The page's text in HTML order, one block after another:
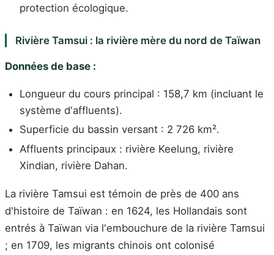
protection écologique.
Rivière Tamsui : la rivière mère du nord de Taïwan
Données de base :
Longueur du cours principal : 158,7 km (incluant le
système d'affluents).
Superficie du bassin versant : 2 726 km².
Affluents principaux : rivière Keelung, rivière
Xindian, rivière Dahan.
La rivière Tamsui est témoin de près de 400 ans
d'histoire de Taïwan : en 1624, les Hollandais sont
entrés à Taïwan via l'embouchure de la rivière Tamsui
; en 1709, les migrants chinois ont colonisé